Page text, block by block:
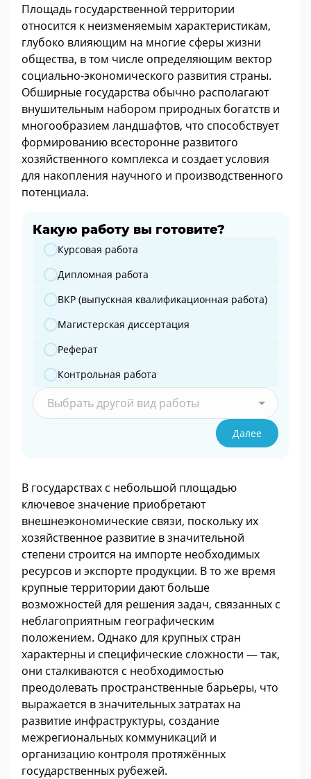
Площадь государственной территории
относится к неизменяемым характеристикам,
глубоко влияющим на многие сферы жизни
общества, в том числе определяющим вектор
социально-экономического развития страны.
Обширные государства обычно располагают
внушительным набором природных богатств и
многообразием ландшафтов, что способствует
формированию всесторонне развитого
хозяйственного комплекса и создает условия
для накопления научного и производственного
потенциала.
Какую работу вы готовите?
Какую работу вы готовите?
Курсовая работа
Дипломная работа
ВКР (выпускная квалификационная работа)
Магистерская диссертация
Реферат
Контрольная работа
Выбрать другой вид работы
Далее
В государствах с небольшой площадью
ключевое значение приобретают
внешнеэкономические связи, поскольку их
хозяйственное развитие в значительной
степени строится на импорте необходимых
ресурсов и экспорте продукции. В то же время
крупные территории дают больше
возможностей для решения задач, связанных с
неблагоприятным географическим
положением. Однако для крупных стран
характерны и специфические сложности — так,
они сталкиваются с необходимостью
преодолевать пространственные барьеры, что
выражается в значительных затратах на
развитие инфраструктуры, создание
межрегиональных коммуникаций и
организацию контроля протяжённых
государственных рубежей.